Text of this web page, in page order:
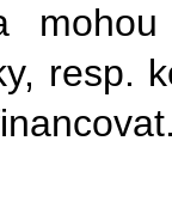
resp.